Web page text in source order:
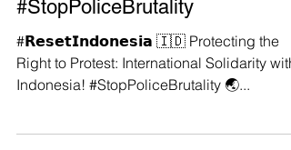
Solidarity with Indonesia!
#StopPoliceBrutality
#𝗥𝗲𝘀𝗲𝘁𝗜𝗻𝗱𝗼𝗻𝗲𝘀𝗶𝗮 🇮🇩 Protecting the
Right to Protest: International Solidarity with